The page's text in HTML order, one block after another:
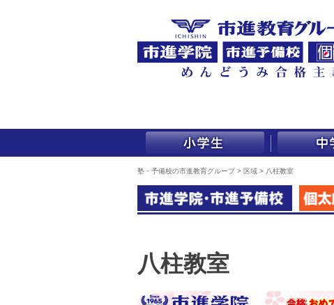
塾・予備校の市進教育グループ> 区域 > 八柱教室
八柱教室